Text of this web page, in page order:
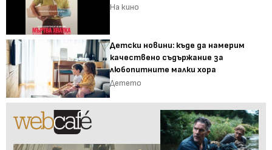
На кино
Детски новини: къде да намерим
качествено съдържание за
любопитните малки хора
Детето